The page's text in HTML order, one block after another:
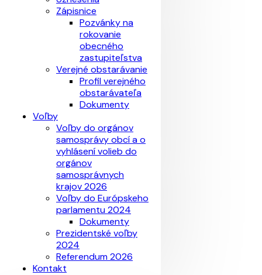
Zápisnice
Pozvánky na
rokovanie
obecného
zastupiteľstva
Verejné obstarávanie
Profil verejného
obstarávateľa
Dokumenty
Voľby
Voľby do orgánov
samosprávy obcí a o
vyhlásení volieb do
orgánov
samosprávnych
krajov 2026
Voľby do Európskeho
parlamentu 2024
Dokumenty
Prezidentské voľby
2024
Referendum 2026
Kontakt